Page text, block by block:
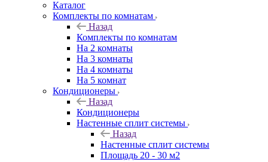
Каталог
Комплекты по комнатам
Назад
Комплекты по комнатам
На 2 комнаты
На 3 комнаты
На 4 комнаты
На 5 комнат
Кондиционеры
Назад
Кондиционеры
Настенные сплит системы
Назад
Настенные сплит системы
Площадь 20 - 30 м2